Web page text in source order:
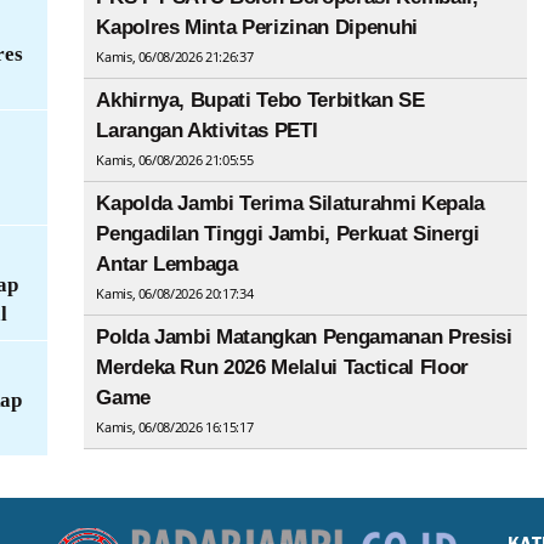
Kapolres Minta Perizinan Dipenuhi
Kamis, 06/08/2026 21:26:37
Akhirnya, Bupati Tebo Terbitkan SE
Larangan Aktivitas PETI
Kamis, 06/08/2026 21:05:55
Kapolda Jambi Terima Silaturahmi Kepala
Pengadilan Tinggi Jambi, Perkuat Sinergi
Antar Lembaga
Kamis, 06/08/2026 20:17:34
Polda Jambi Matangkan Pengamanan Presisi
Merdeka Run 2026 Melalui Tactical Floor
Game
Kamis, 06/08/2026 16:15:17